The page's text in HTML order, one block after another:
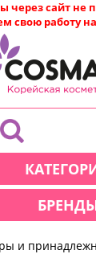
через сайт не
свою работу
и